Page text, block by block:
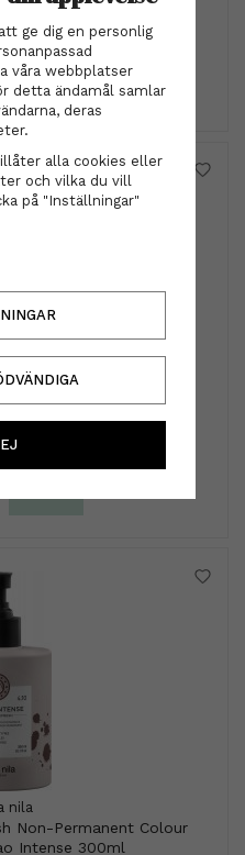
KÖP
rose/lila
kr
nila
Non-Permanent Colour
Intense 300ml
ge dig en personlig
våra webbplatser
detta ändamål samlar
deras
alla cookies eller
och vilka du vill
på "Inställningar"